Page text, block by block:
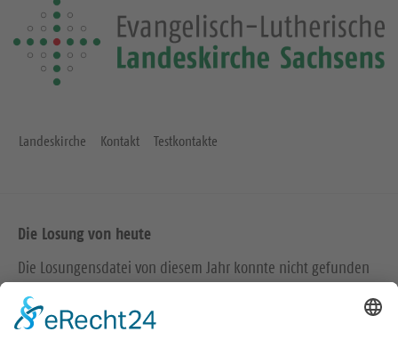
Landeskirche Kontakt Testkontakte
Die Losung von heute
Die Losungensdatei von diesem Jahr konnte nicht gefunden
werden. Wie das Problem gelöst werden kann, können Sie
hiernachlesen.